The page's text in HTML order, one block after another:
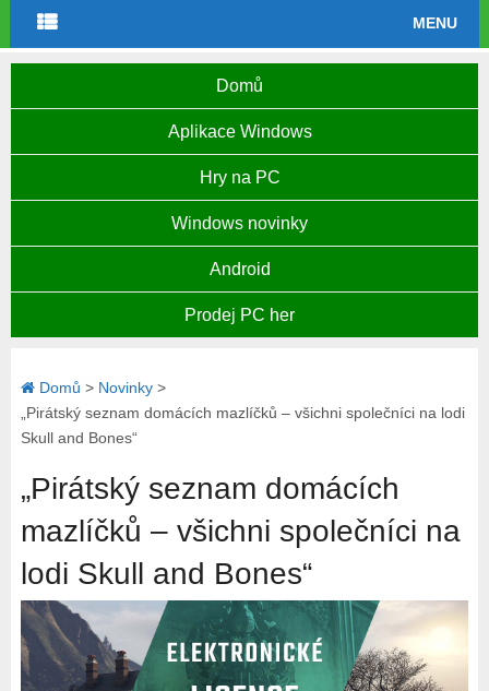
MENU
Domů
Aplikace Windows
Hry na PC
Windows novinky
Android
Prodej PC her
Domů > Novinky>
„Pirátský seznam domácích mazlíčků – všichni společníci na lodi
Skull and Bones“
„Pirátský seznam domácích
mazlíčků – všichni společníci na
lodi Skull and Bones“